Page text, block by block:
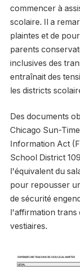
commencer à
scolaire. Il a
plaintes et de
parents
inclusives des
entraînait des
les districts
Des documents
Chicago Sun-
Information Act
School District
l'équivalent du
pour repousser
de sécurité
l'affirmation trans
vestiaires.